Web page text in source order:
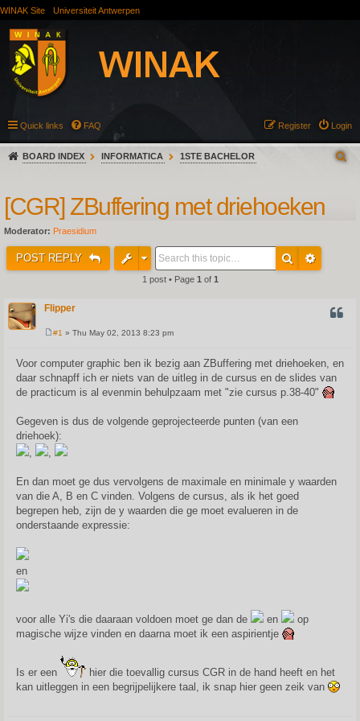
WINAK Site Universiteit Antwerpen
Quick links FAQ Login
Register
BOARD INDEX INFORMATICA 1STE BACHELOR
[CGR] ZBuffering met driehoeken
Moderator: Praesidium
POST REPLY
1 post • Page 1 of 1
Flipper
t
#1 » Thu May 02, 2013 8:23 pm
Voor computer graphic ben ik bezig aan ZBuffering met driehoeken, en
daar schnapff ich er niets van de uitleg in de cursus en de slides van
de practicum is al evenmin behulpzaam met "zie cursus p.38-40"
Gegeven is dus de volgende geprojecteerde punten (van een
driehoek):
,
,
En dan moet ge dus vervolgens de maximale en minimale y waarden
van die A, B en C vinden. Volgens de cursus, als ik het goed
begrepen heb, zijn de y waarden die ge moet evalueren in de
onderstaande expressie:
en
voor alle Yi's die daaraan voldoen moet ge dan de en
op
magische wijze vinden en daarna moet ik een aspirientje
Is er een
hier die toevallig cursus CGR in de hand heeft en het
kan uitleggen in een begrijpelijkere taal, ik snap hier geen zeik van